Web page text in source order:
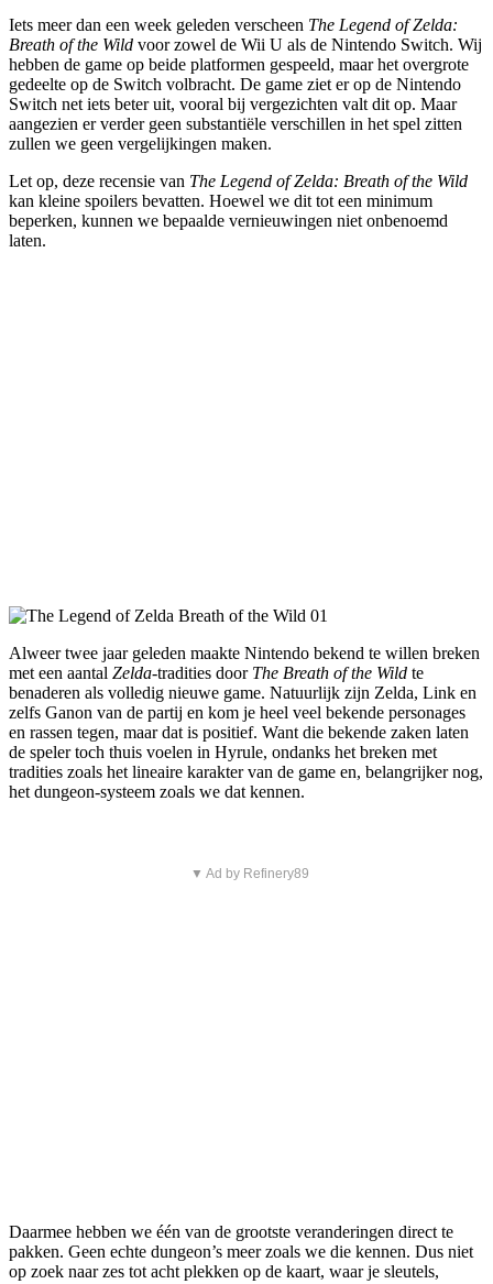
Iets meer dan een week geleden verscheen The Legend of Zelda:
Breath of the Wild voor zowel de Wii U als de Nintendo Switch. Wij
hebben de game op beide platformen gespeeld, maar het overgrote
gedeelte op de Switch volbracht. De game ziet er op de Nintendo
Switch net iets beter uit, vooral bij vergezichten valt dit op. Maar
aangezien er verder geen substantiële verschillen in het spel zitten
zullen we geen vergelijkingen maken.
Let op, deze recensie van The Legend of Zelda: Breath of the Wild
kan kleine spoilers bevatten. Hoewel we dit tot een minimum
beperken, kunnen we bepaalde vernieuwingen niet onbenoemd
laten.
Alweer twee jaar geleden maakte Nintendo bekend te willen breken
met een aantal Zelda-tradities door The Breath of the Wild te
benaderen als volledig nieuwe game. Natuurlijk zijn Zelda, Link en
zelfs Ganon van de partij en kom je heel veel bekende personages
en rassen tegen, maar dat is positief. Want die bekende zaken laten
de speler toch thuis voelen in Hyrule, ondanks het breken met
tradities zoals het lineaire karakter van de game en, belangrijker nog,
het dungeon-systeem zoals we dat kennen.
▼ Ad by Refinery89
Daarmee hebben we één van de grootste veranderingen direct te
pakken. Geen echte dungeon’s meer zoals we die kennen. Dus niet
op zoek naar zes tot acht plekken op de kaart, waar je sleutels,